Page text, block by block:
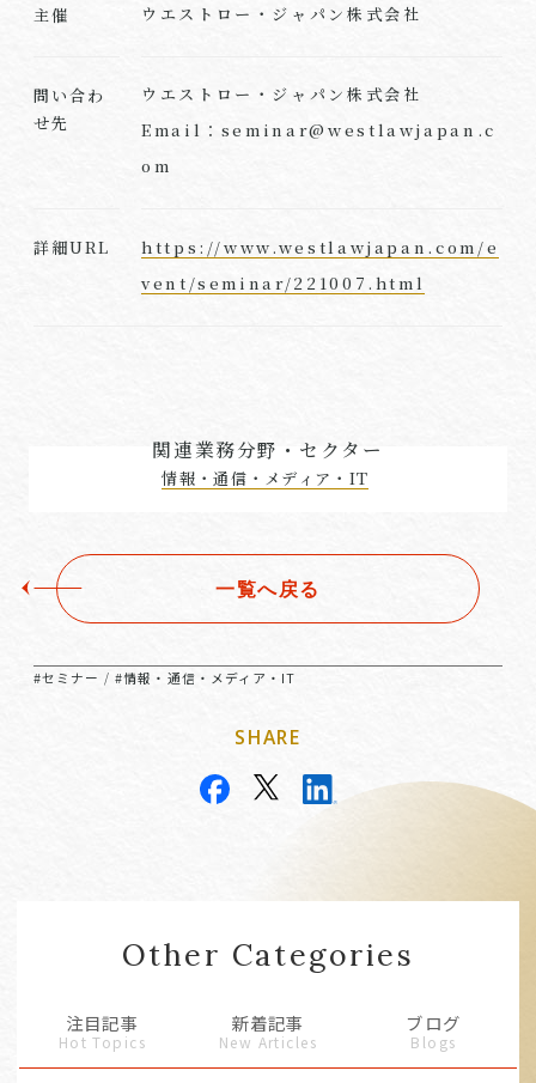
主催 ウエストロー・ジャパン株式会社
問い合わ
せ先
ウエストロー・ジャパン株式会社
Email：seminar@westlawjapan.c
om
詳細URL
https://www.westlawjapan.com/e
vent/seminar/221007.html
関連業務分野・セクター
情報・通信・メディア・IT
一覧へ戻る
#セミナー /#情報・通信・メディア・IT
SHARE
Other Categories
注目記事
Hot Topics
新着記事
New Articles
ブログ
Blogs